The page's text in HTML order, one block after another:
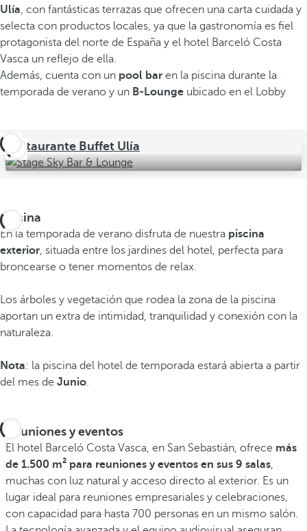
Ulía, con fantásticas terrazas que ofrecen una carta cuidada y
selecta con productos locales, ya que la gastronomía es fiel
protagonista del norte de España y el hotel Barceló Costa
Vasca un reflejo de ella.
Además, cuenta con un pool bar en la piscina durante la
temporada de verano y un B-Lounge ubicado en el Lobby
Restaurante Buffet Ulía
Piscina
En la temporada de verano disfruta de nuestra piscina
exterior, situada entre los jardines del hotel, perfecta para
broncearse o tener momentos de relax.
Los árboles y vegetación que rodea la zona de la piscina
aportan un extra de intimidad, tranquilidad y conexión con la
naturaleza.
Nota: la piscina del hotel de temporada estará abierta a partir
del mes de Junio.
Reuniones y eventos
El hotel Barceló Costa Vasca, en San Sebastián, ofrece más
de 1.500 m² para reuniones y eventos en sus 9 salas,
muchas con luz natural y acceso directo al exterior. Es un
lugar ideal para reuniones empresariales y celebraciones,
con capacidad para hasta 700 personas en un mismo salón.